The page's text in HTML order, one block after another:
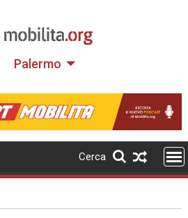
Palermo
Cerca